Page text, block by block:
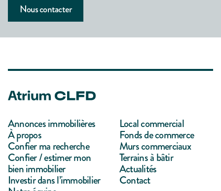
Nous contacter
Annonces immobilières
À propos
Confier ma recherche
Confier / estimer mon
bien immobilier
Investir dans l’immobilier
Local commercial
Fonds de commerce
Murs commerciaux
Terrains à bâtir
Actualités
Contact